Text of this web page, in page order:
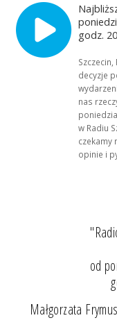
godz.
Szczecin,
decyzje
nas
w Radiu
czekamy
opinie i
od
Małgorzata